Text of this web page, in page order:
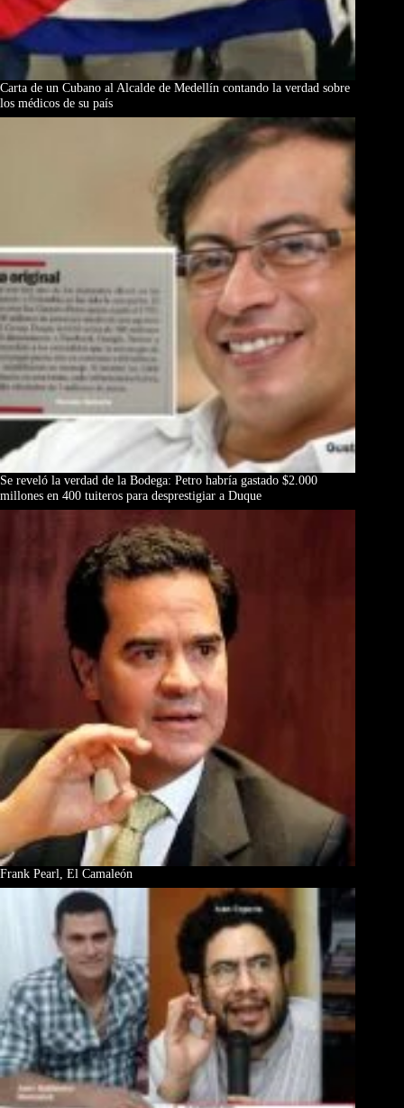
Carta de un Cubano al Alcalde de Medellín contando la verdad sobre
los médicos de su país
Se reveló la verdad de la Bodega: Petro habría gastado $2.000
millones en 400 tuiteros para desprestigiar a Duque
Frank Pearl, El Camaleón